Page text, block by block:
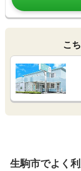
こ
生駒市でよく